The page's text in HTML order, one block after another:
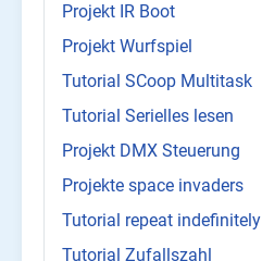
Projekt IR Boot
Projekt Wurfspiel
Tutorial SCoop Multitask
Tutorial Serielles lesen
Projekt DMX Steuerung
Projekte space invaders
Tutorial repeat indefinitely
Tutorial Zufallszahl